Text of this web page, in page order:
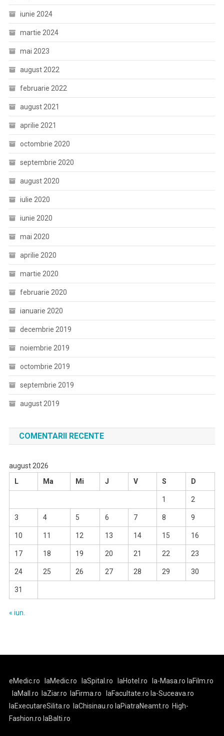
iunie 2024
martie 2024
mai 2023
august 2022
februarie 2022
august 2021
aprilie 2021
octombrie 2020
septembrie 2020
august 2020
iulie 2020
iunie 2020
mai 2020
aprilie 2020
martie 2020
februarie 2020
ianuarie 2020
decembrie 2019
noiembrie 2019
octombrie 2019
septembrie 2019
august 2019
COMENTARII RECENTE
august 2026
L
Ma Mi J V S D
1 2
3 4 5 6 7 8 9
10 11 12 13 14 15 16
17 18 19 20 21 22 23
24 25 26 27 28 29 30
31
« iun.
eMedic.ro laMedic.ro laSpital.ro laHotel.ro la-Masa.ro laFilm.ro
laMall.ro
laZiar.ro laFirma.ro laFacultate.ro la-Suceava.ro
laExecutareSilita.ro
laChisinau.ro laPiatraNeamt.ro High-
Fashion.ro laBalti.ro